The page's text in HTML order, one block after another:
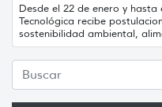
Desde el 22 de enero y
Tecnológica recibe
sostenibilidad ambiental,